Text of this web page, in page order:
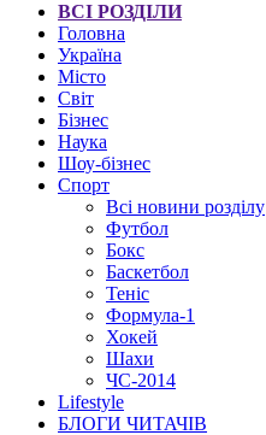
ВСІ РОЗДІЛИ
Головна
Україна
Місто
Світ
Бізнес
Наука
Шоу-бізнес
Спорт
Всі новини розділу
Футбол
Бокс
Баскетбол
Теніс
Формула-1
Хокей
Шахи
ЧС-2014
Lifestyle
БЛОГИ ЧИТАЧІВ